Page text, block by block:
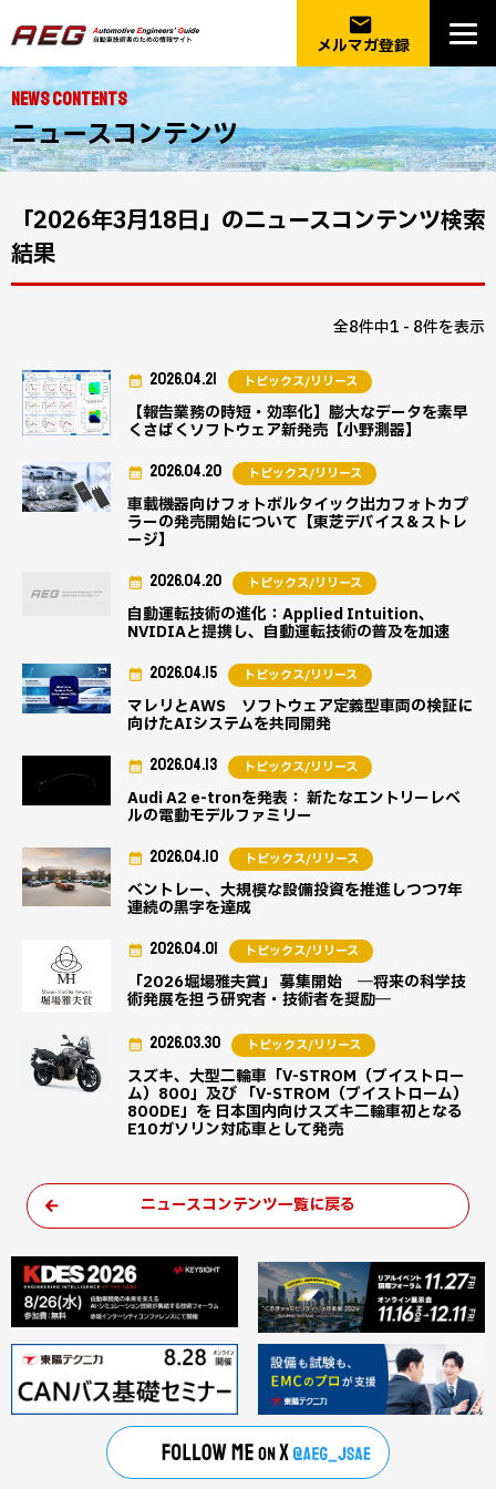
email
メルマガ登録
NEWS CONTENTS
ニュースコンテンツ
「2026年3月18日」のニュースコンテンツ検索
結果
全8件中1 - 8件を表示
【報告業務の時短・効率化】膨大なデータを素早
くさばくソフトウェア新発売【小野測器】
2026.04.21 トピックス/リリース
車載機器向けフォトボルタイック出力フォトカプ
ラーの発売開始について【東芝デバイス＆ストレ
ージ】
2026.04.20 トピックス/リリース
自動運転技術の進化：Applied Intuition、
NVIDIAと提携し、自動運転技術の普及を加速
2026.04.20 トピックス/リリース
マレリとAWS ソフトウェア定義型車両の検証に
向けたAIシステムを共同開発
2026.04.15 トピックス/リリース
Audi A2 e-tronを発表： 新たなエントリーレベ
ルの電動モデルファミリー
2026.04.13 トピックス/リリース
ベントレー、大規模な設備投資を推進しつつ7年
連続の黒字を達成
2026.04.10 トピックス/リリース
「2026堀場雅夫賞」 募集開始 ―将来の科学技
術発展を担う研究者・技術者を奨励―
2026.04.01 トピックス/リリース
スズキ、大型二輪車「V-STROM（ブイストロー
ム）800」及び 「V-STROM（ブイストローム）
800DE」を 日本国内向けスズキ二輪車初となる
E10ガソリン対応車として発売
2026.03.30 トピックス/リリース
ニュースコンテンツ一覧に戻る